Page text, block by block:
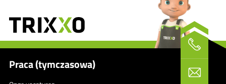
Praca (tymczasowa)